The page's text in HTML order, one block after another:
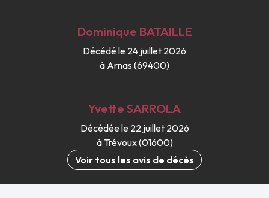
Dominique BATAILLE
Décédé le 24 juillet 2026
à Arnas (69400)
Yvette SARROLA
Décédée le 22 juillet 2026
à Trévoux (01600)
Voir tous les avis de décès